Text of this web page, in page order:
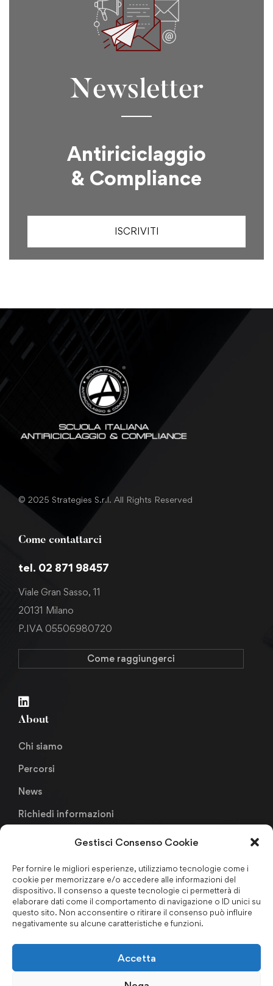
Gestisci Consenso Cookie
Per fornire le migliori esperienze, utilizziamo tecnologie come i
cookie per memorizzare e/o accedere alle informazioni del
dispositivo. Il consenso a queste tecnologie ci permetterà di
elaborare dati come il comportamento di navigazione o ID unici su
questo sito. Non acconsentire o ritirare il consenso può influire
negativamente su alcune caratteristiche e funzioni.
Accetta
Newsletter
Antiriciclaggio
& Compliance
ISCRIVITI
© 2025 Strategies S.r.l. All Rights Reserved
Come contattarci
tel. 02 871 98457
Viale Gran Sasso, 11
20131 Milano
P.IVA 05506980720
Come raggiungerci
About
Chi siamo
Percorsi
News
Richiedi informazioni
Metodologia Didattica
Faculty & Staffs
Formazione finanziata
Forum Nazionale Antiriciclaggio